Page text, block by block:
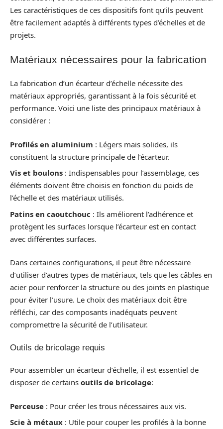
Les caractéristiques de ces dispositifs font qu’ils peuvent
être facilement adaptés à différents types d’échelles et de
projets.
Matériaux nécessaires pour la fabrication
La fabrication d’un écarteur d’échelle nécessite des
matériaux appropriés, garantissant à la fois sécurité et
performance. Voici une liste des principaux matériaux à
considérer :
Profilés en aluminium : Légers mais solides, ils
constituent la structure principale de l’écarteur.
Vis et boulons : Indispensables pour l’assemblage, ces
éléments doivent être choisis en fonction du poids de
l’échelle et des matériaux utilisés.
Patins en caoutchouc : Ils améliorent l’adhérence et
protègent les surfaces lorsque l’écarteur est en contact
avec différentes surfaces.
Dans certaines configurations, il peut être nécessaire
d’utiliser d’autres types de matériaux, tels que les câbles en
acier pour renforcer la structure ou des joints en plastique
pour éviter l’usure. Le choix des matériaux doit être
réfléchi, car des composants inadéquats peuvent
compromettre la sécurité de l’utilisateur.
Outils de bricolage requis
Pour assembler un écarteur d’échelle, il est essentiel de
disposer de certains outils de bricolage:
Perceuse : Pour créer les trous nécessaires aux vis.
Scie à métaux : Utile pour couper les profilés à la bonne